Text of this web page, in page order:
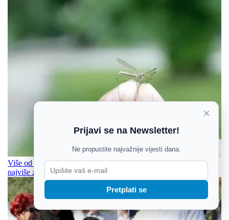
Više od 240 slučajeva virusa Zapadnog Nila diljem Europe,
najviše zaraženih u Italiji i Grčkoj
×
Prijavi se na Newsletter!
Ne propustite najvažnije vijesti dana.
Pretplati se